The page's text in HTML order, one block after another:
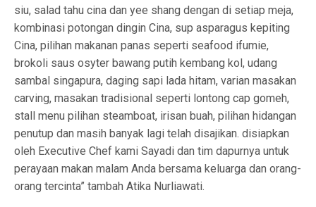
siu, salad tahu cina dan yee shang dengan di setiap meja,
kombinasi potongan dingin Cina, sup asparagus kepiting
Cina, pilihan makanan panas seperti seafood ifumie,
brokoli saus osyter bawang putih kembang kol, udang
sambal singapura, daging sapi lada hitam, varian masakan
carving, masakan tradisional seperti lontong cap gomeh,
stall menu pilihan steamboat, irisan buah, pilihan hidangan
penutup dan masih banyak lagi telah disajikan. disiapkan
oleh Executive Chef kami Sayadi dan tim dapurnya untuk
perayaan makan malam Anda bersama keluarga dan orang-
orang tercinta” tambah Atika Nurliawati.